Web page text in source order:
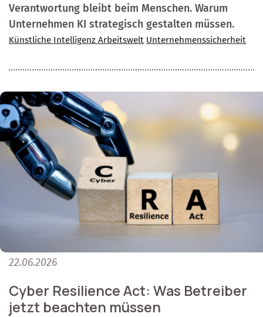
Verantwortung bleibt beim Menschen. Warum
Unternehmen KI strategisch gestalten müssen.
Künstliche Intelligenz Arbeitswelt Unternehmenssicherheit
22.06.2026
Cyber Resilience Act: Was Betreiber
jetzt beachten müssen